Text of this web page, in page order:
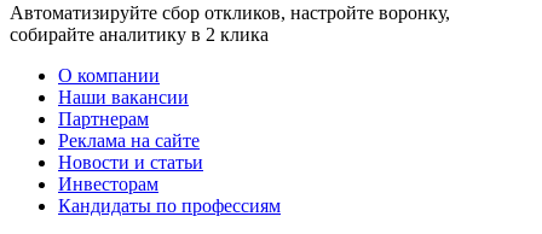
Автоматизируйте сбор откликов, настройте воронку,
собирайте аналитику в 2 клика
О компании
Наши вакансии
Партнерам
Реклама на сайте
Новости и статьи
Инвесторам
Кандидаты по профессиям